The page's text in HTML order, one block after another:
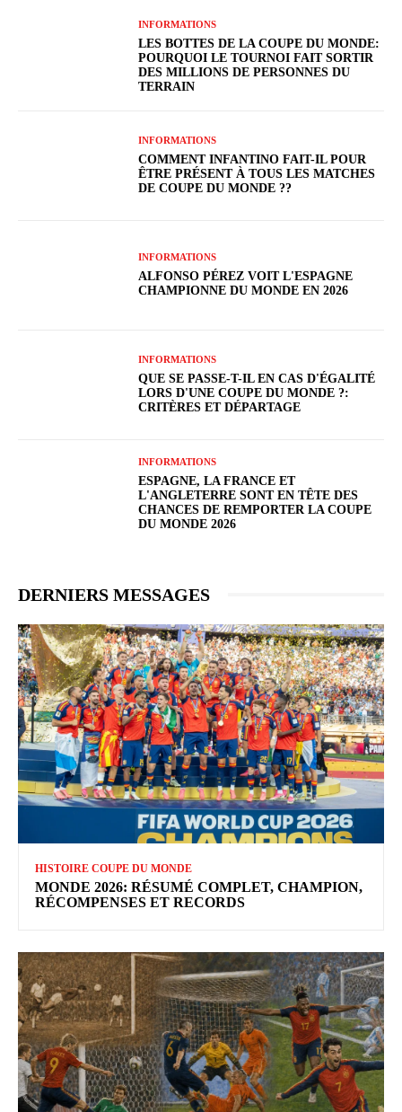
INFORMATIONS
LES BOTTES DE LA COUPE DU MONDE:
POURQUOI LE TOURNOI FAIT SORTIR
DES MILLIONS DE PERSONNES DU
TERRAIN
INFORMATIONS
COMMENT INFANTINO FAIT-IL POUR
ÊTRE PRÉSENT À TOUS LES MATCHES
DE COUPE DU MONDE ??
INFORMATIONS
ALFONSO PÉREZ VOIT L'ESPAGNE
CHAMPIONNE DU MONDE EN 2026
INFORMATIONS
QUE SE PASSE-T-IL EN CAS D'ÉGALITÉ
LORS D'UNE COUPE DU MONDE ?:
CRITÈRES ET DÉPARTAGE
INFORMATIONS
ESPAGNE, LA FRANCE ET
L'ANGLETERRE SONT EN TÊTE DES
CHANCES DE REMPORTER LA COUPE
DU MONDE 2026
DERNIERS MESSAGES
HISTOIRE COUPE DU MONDE
MONDE 2026: RÉSUMÉ COMPLET, CHAMPION,
RÉCOMPENSES ET RECORDS